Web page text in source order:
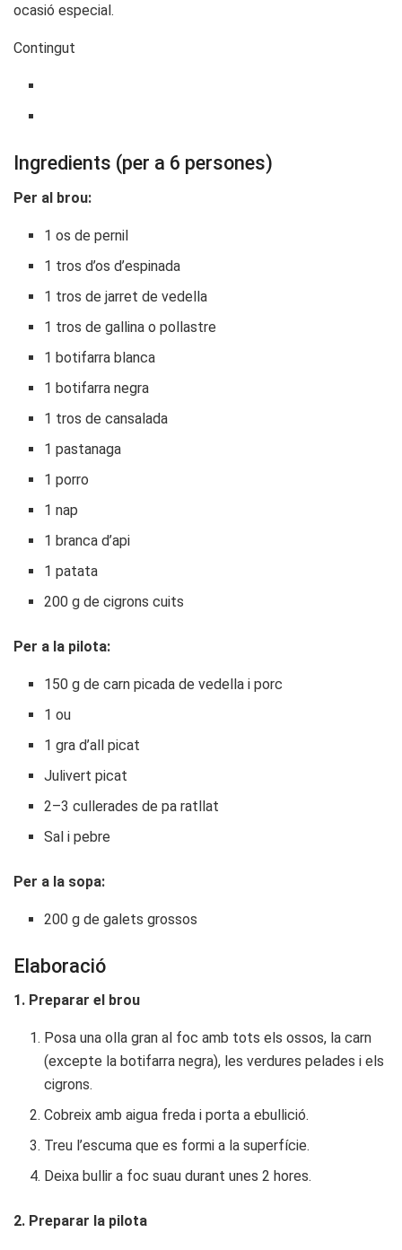
ocasió especial.
Contingut
Ingredients (per a 6 persones)
Per al brou:
1 os de pernil
1 tros d’os d’espinada
1 tros de jarret de vedella
1 tros de gallina o pollastre
1 botifarra blanca
1 botifarra negra
1 tros de cansalada
1 pastanaga
1 porro
1 nap
1 branca d’api
1 patata
200 g de cigrons cuits
Per a la pilota:
150 g de carn picada de vedella i porc
1 ou
1 gra d’all picat
Julivert picat
2–3 cullerades de pa ratllat
Sal i pebre
Per a la sopa:
200 g de galets grossos
Elaboració
1. Preparar el brou
Posa una olla gran al foc amb tots els ossos, la carn
(excepte la botifarra negra), les verdures pelades i els
cigrons.
Cobreix amb aigua freda i porta a ebullició.
Treu l’escuma que es formi a la superfície.
Deixa bullir a foc suau durant unes 2 hores.
2. Preparar la pilota